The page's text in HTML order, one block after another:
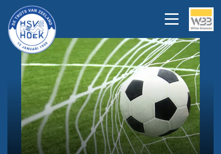
Bekijk alle foto's